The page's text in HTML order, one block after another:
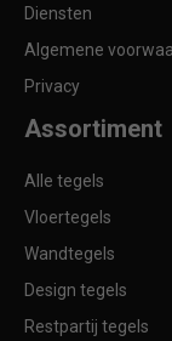
Diensten
Algemene
Privacy
Assortiment
Alle tegels
Vloertegels
Wandtegels
Design tegels
Restpartij tegels